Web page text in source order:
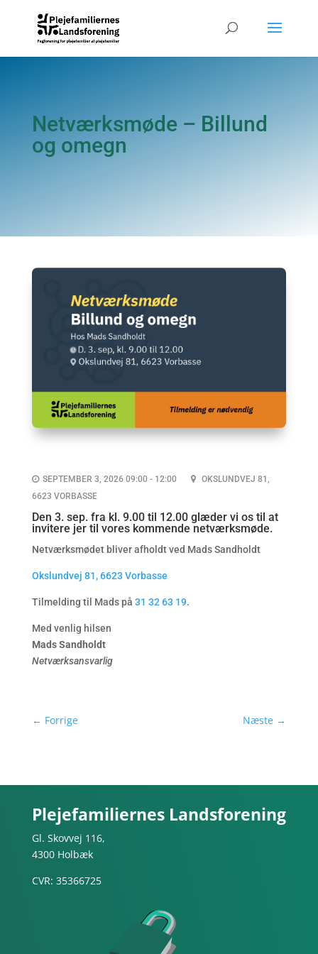
Netværksmøde – Billund
og omegn
SEPTEMBER 3, 2026 09:00 - 12:00
OKSLUNDVEJ 81,
6623 VORBASSE
Den 3. sep. fra kl. 9.00 til 12.00 glæder vi os til at
invitere jer til vores kommende netværksmøde.
Netværksmødet bliver afholdt ved Mads Sandholdt
Okslundvej 81, 6623 Vorbasse
Tilmelding til Mads på 31 32 63 19.
Med venlig hilsen
Mads Sandholdt
Netværksansvarlig
← Forrige Næste →
Plejefamiliernes Landsforening
Gl. Skovvej 116,
4300 Holbæk
CVR: 35366725